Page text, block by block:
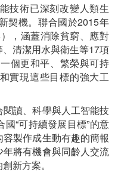
技術已深刻改變人類生
契機。聯合國於2015年
，涵蓋消除貧窮、應對
清潔用水與衛生等17項
個更和平、繁榮與可持
實現這些目標的強大工
讀、科學與人工智能技
“可持續發展目標”的意
製作成生動有趣的簡報
將有機會與同齡人交流
新方案。